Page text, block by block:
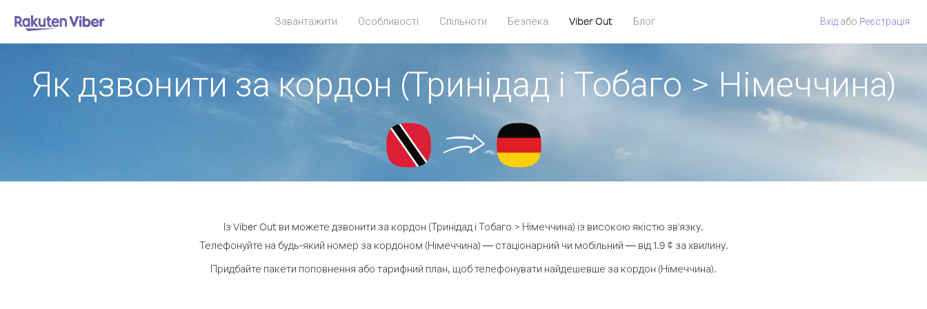
Завантажити Особливості Спільноти Безпека Viber Out Блог Вхід або Pеєстрація
Як дзвонити за кордон (Тринідад і Тобаго > Німеччина)
Із Viber Out ви можете дзвонити за кордон (Тринідад і Тобаго > Німеччина) із високою якістю зв'язку.
Телефонуйте на будь-який номер за кордоном (Німеччина) — стаціонарний чи мобільний — від 1.9 ¢ за хвилину.
Придбайте пакети поповнення або тарифний план, щоб телефонувати найдешевше за кордон (Німеччина).